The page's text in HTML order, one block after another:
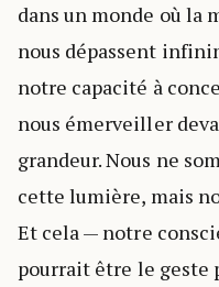
dans un monde où la
nous dépassent
notre capacité à
nous émerveiller
grandeur. Nous ne
cette lumière, mais
Et cela — notre
pourrait être le